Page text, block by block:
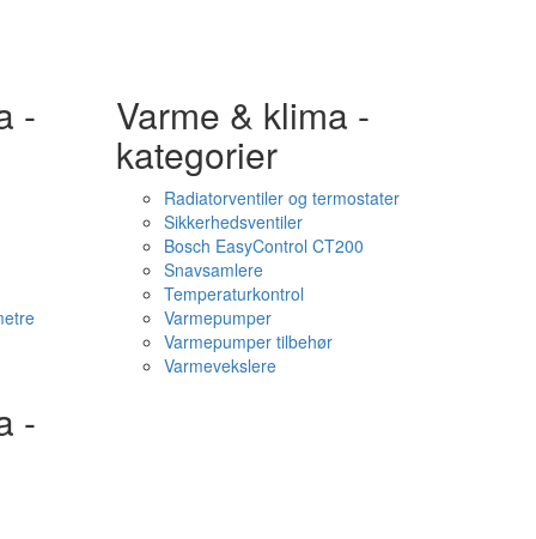
- Varme & klima -
kategorier
Radiatorventiler og termostater
Sikkerhedsventiler
Bosch EasyControl CT200
Snavsamlere
Temperaturkontrol
Varmepumper
Varmepumper tilbehør
Varmevekslere
-